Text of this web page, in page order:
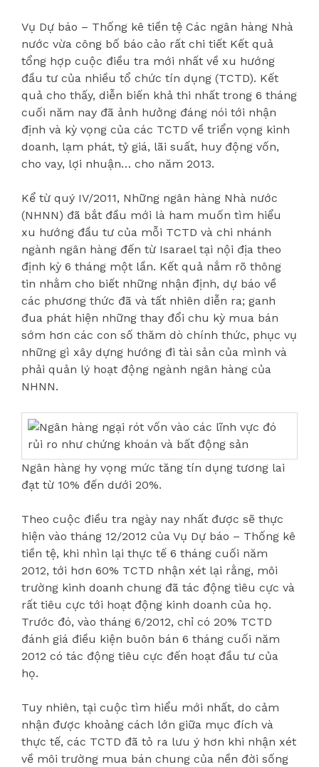
Vụ Dự báo – Thống kê tiền tệ Các ngân hàng Nhà
nước vừa công bố báo cảo rất chi tiết Kết quả
tổng hợp cuộc điều tra mới nhất về xu hướng
đầu tư của nhiều tổ chức tín dụng (TCTD). Kết
quả cho thấy, diễn biến khả thi nhất trong 6 tháng
cuối năm nay đã ảnh hưởng đáng nói tới nhận
định và kỳ vọng của các TCTD về triển vọng kinh
doanh, lạm phát, tỷ giá, lãi suất, huy động vốn,
cho vay, lợi nhuận… cho năm 2013.
Kể từ quý IV/2011, Những ngân hàng Nhà nước
(NHNN) đã bắt đầu mới là ham muốn tìm hiểu
xu hướng đầu tư của mỗi TCTD và chi nhánh
ngành ngân hàng đến từ Isarael tại nội địa theo
định kỳ 6 tháng một lần. Kết quả nắm rõ thông
tin nhằm cho biết những nhận định, dự báo về
các phương thức đã và tất nhiên diễn ra; ganh
đua phát hiện những thay đổi chu kỳ mua bán
sớm hơn các con số thăm dò chính thức, phục vụ
những gì xây dựng hướng đi tài sản của mình và
phải quản lý hoạt động ngành ngân hàng của
NHNN.
Ngân hàng hy vọng mức tăng tín dụng tương lai
đạt từ 10% đến dưới 20%.
Theo cuộc điều tra ngày nay nhất được sẽ thực
hiện vào tháng 12/2012 của Vụ Dự báo – Thống kê
tiền tệ, khi nhìn lại thực tế 6 tháng cuối năm
2012, tới hơn 60% TCTD nhận xét lại rằng, môi
trường kinh doanh chung đã tác động tiêu cực và
rất tiêu cực tới hoạt động kinh doanh của họ.
Trước đó, vào tháng 6/2012, chỉ có 20% TCTD
đánh giá điều kiện buôn bán 6 tháng cuối năm
2012 có tác động tiêu cực đến hoạt đầu tư của
họ.
Tuy nhiên, tại cuộc tìm hiểu mới nhất, do cảm
nhận được khoảng cách lớn giữa mục đích và
thực tế, các TCTD đã tỏ ra lưu ý hơn khi nhận xét
về môi trường mua bán chung của nền đời sống